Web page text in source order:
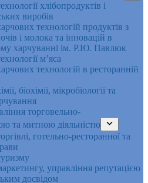
хлібопродуктів і
виробів
технологій продуктів з
і молока та інновацій в
харчуванні ім. Р.Ю. Павлюк
м’яса
технологій в ресторанній
біохімії, мікробіології та
торговельно-
та митною діяльністю
готельно-ресторанної та
управління репутацією
досвідом